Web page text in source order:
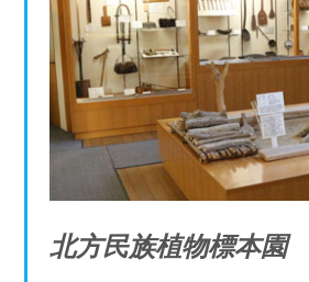
北方民族植物標本園